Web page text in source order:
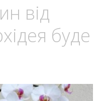
від
буде